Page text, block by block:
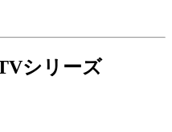
シリーズ